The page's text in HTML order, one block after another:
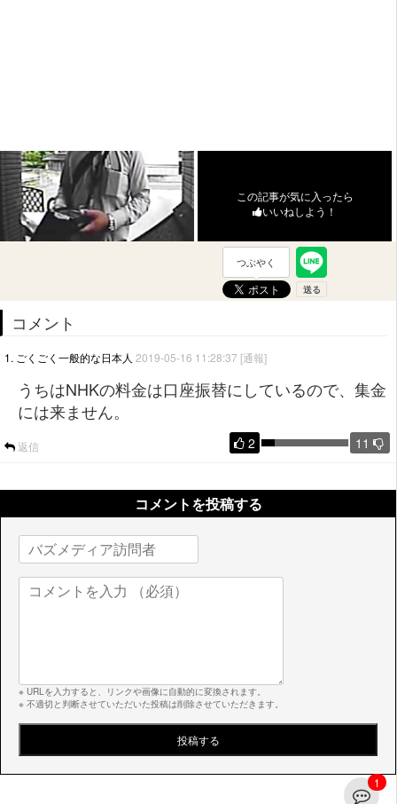
この記事が気に入ったら
いいねしよう！
つぶやく
コメント
1
1. ごくごく一般的な日本人 2019-05-16 11:28:37 [通報]
うちはNHKの料金は口座振替にしているので、集金
には来ません。
2 11
返信
コメントを投稿する
※ URLを入力すると、リンクや画像に自動的に変換されます。
※ 不適切と判断させていただいた投稿は削除させていただきます。